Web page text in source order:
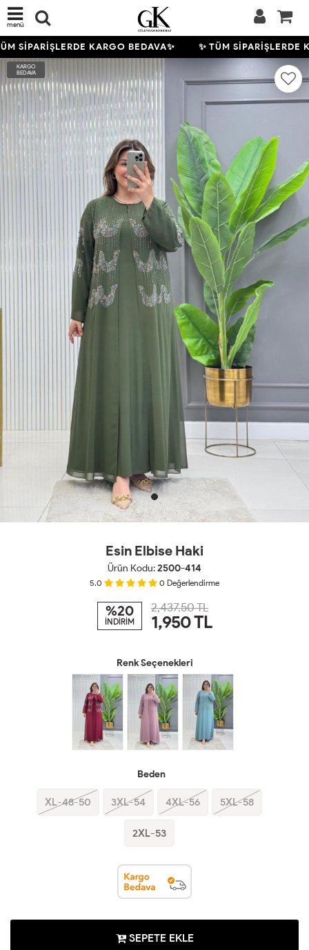
menü
SİPARİŞLERDE KARGO BEDAVA✨ ✨ TÜM SİPARİŞLERDE
KARGO
BEDAVA
Esin Elbise Haki
Ürün Kodu:2500-414
5.0 0 Değerlendirme
%20
İNDİRİM
2,437.50 TL
1,950TL
Renk Seçenekleri
Beden
XL-48-50 3XL-54 4XL-56 5XL-58
2XL-53
SEPETE EKLE